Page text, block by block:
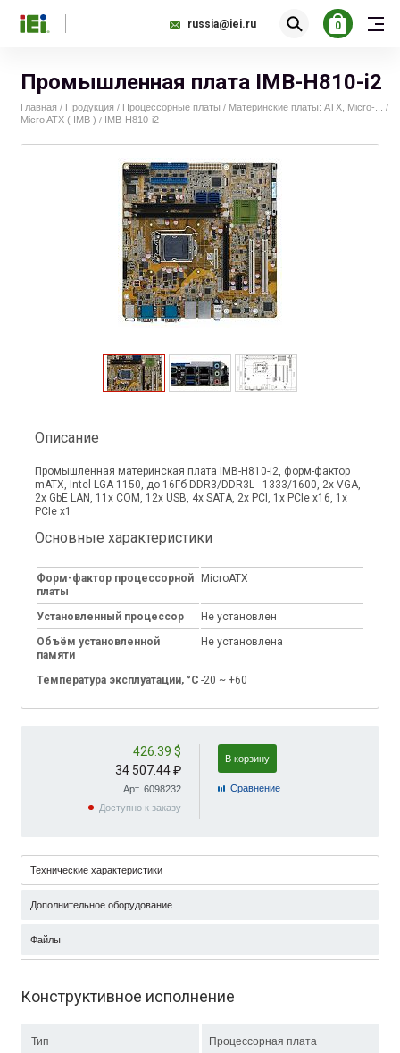
russia@iei.ru 0
Промышленная плата IMB-H810-i2
Главная / Продукция / Процессорные платы / Материнские платы: ATX, Micro-... /
Micro ATX ( IMB ) / IMB-H810-i2
Описание
Промышленная материнская плата IMB-H810-i2, форм-фактор
mATX, Intel LGA 1150, до 16Гб DDR3/DDR3L - 1333/1600, 2x VGA,
2x GbE LAN, 11x COM, 12x USB, 4x SATA, 2x PCI, 1x PCIe x16, 1x
PCIe x1
Основные характеристики
Форм-фактор процессорной
платы
MicroATX
Установленный процессор
Не установлен
Объём установленной
памяти
Не установлена
Температура эксплуатации, °C -20 ~ +60
426.39 $
34 507.44 ₽
Арт. 6098232
Доступно к заказу
В корзину
Cравнение
Технические характеристики
Дополнительное оборудование
Файлы
Конструктивное исполнение
Тип Процессорная плата